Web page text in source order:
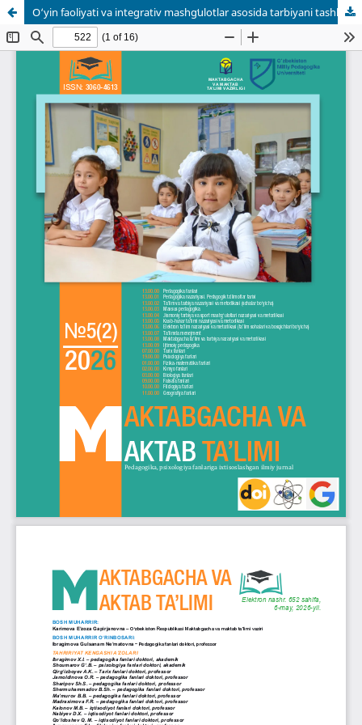
O‘yin faoliyati va integrativ mashgʻulotlar asosida tarbiyani tashkil etish metodikasi